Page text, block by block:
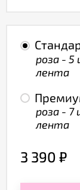
роза -
лента
роза -
лента
3 390 ₽